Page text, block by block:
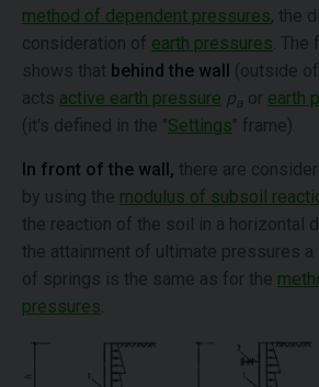
method of dependent pressures, the
consideration of earth pressures .
shows that behind the wall (outside
acts active earth pressure pa or earth
(it's defined in the "Settings" frame).
In front of the wall, there are
by using the modulus of subsoil
the reaction of the soil in a horizontal
the attainment of ultimate pressures
of springs is the same as for the
pressures